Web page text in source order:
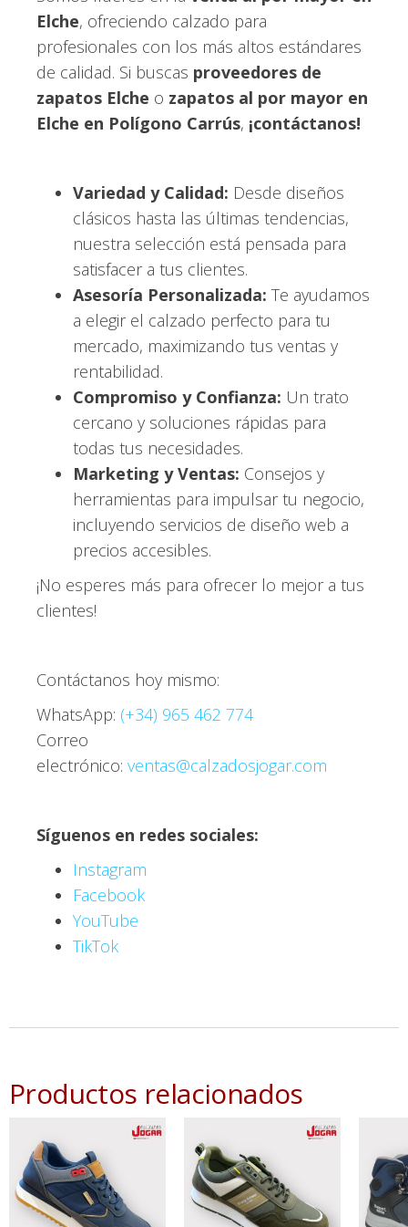
Elche, ofreciendo calzado para
profesionales con los más altos estándares
de calidad. Si buscas proveedores de
zapatos Elche o zapatos al por mayor en
Elche en Polígono Carrús, ¡contáctanos!
Variedad y Calidad: Desde diseños
clásicos hasta las últimas tendencias,
nuestra selección está pensada para
satisfacer a tus clientes.
Asesoría Personalizada: Te ayudamos
a elegir el calzado perfecto para tu
mercado, maximizando tus ventas y
rentabilidad.
Compromiso y Confianza: Un trato
cercano y soluciones rápidas para
todas tus necesidades.
Marketing y Ventas: Consejos y
herramientas para impulsar tu negocio,
incluyendo servicios de diseño web a
precios accesibles.
¡No esperes más para ofrecer lo mejor a tus
clientes!
Contáctanos hoy mismo:
WhatsApp: (+34) 965 462 774
Correo
electrónico: ventas@calzadosjogar.com
Síguenos en redes sociales:
Instagram
Facebook
YouTube
TikTok
Productos relacionados